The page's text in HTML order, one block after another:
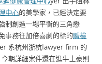
中心的美學家，已經決定要
制創造一場平衡的三角戀
事務往加倍喜劇的標的體檢
系杭州浙杭lawyer firm 的
朝詳細案件還在進牛土豪則